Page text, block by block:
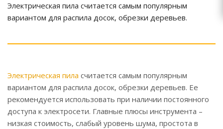
Электрическая пила считается самым популярным
вариантом для распила досок, обрезки деревьев.
Электрическая пила считается самым популярным
вариантом для распила досок, обрезки деревьев. Ее
рекомендуется использовать при наличии постоянного
доступа к электросети. Главные плюсы инструмента –
низкая стоимость, слабый уровень шума, простота в